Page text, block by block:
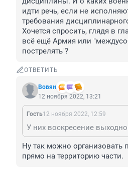
идти речь, если не
требования
Хочется спросить, глядя в
всё ещё Армия или
пострелять"?
ОТВЕТИТЬ
Вовян
12 ноября 2022, 13:21
Гость12 ноября 2022, 12:59
Ну так можно организовать
прямо на территорию части.